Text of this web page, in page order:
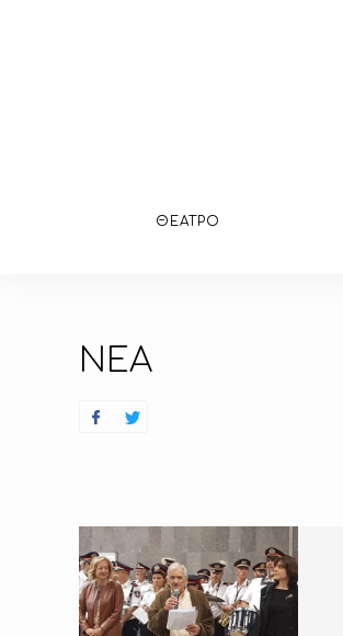
ΘΕΑΤΡΟ
ΝΕΑ